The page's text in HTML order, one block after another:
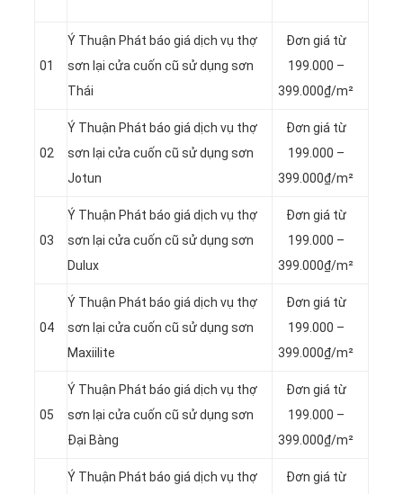
01
Ý Thuận Phát báo giá dịch vụ thợ
sơn lại cửa cuốn cũ sử dụng sơn
Thái
Đơn giá từ
199.000 –
399.000₫/m²
02
Ý Thuận Phát báo giá dịch vụ thợ
sơn lại cửa cuốn cũ sử dụng sơn
Jotun
Đơn giá từ
199.000 –
399.000₫/m²
03
Ý Thuận Phát báo giá dịch vụ thợ
sơn lại cửa cuốn cũ sử dụng sơn
Dulux
Đơn giá từ
199.000 –
399.000₫/m²
04
Ý Thuận Phát báo giá dịch vụ thợ
sơn lại cửa cuốn cũ sử dụng sơn
Maxiilite
Đơn giá từ
199.000 –
399.000₫/m²
05
Ý Thuận Phát báo giá dịch vụ thợ
sơn lại cửa cuốn cũ sử dụng sơn
Đại Bàng
Đơn giá từ
199.000 –
399.000₫/m²
Ý Thuận Phát báo giá dịch vụ thợ
Đơn giá từ